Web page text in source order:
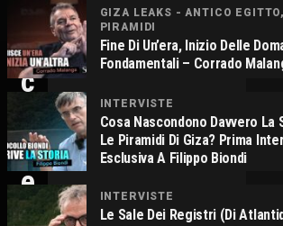
I
C
L
E
C
GIZA LEAKS - ANTICO
PIRAMIDI
Fine Di Un’era, Inizio Delle
Fondamentali – Corrado
INTERVISTE
Cosa Nascondono Davvero La
Le Piramidi Di Giza? Prima
Esclusiva A Filippo Biondi
INTERVISTE
Le Sale Dei Registri (di